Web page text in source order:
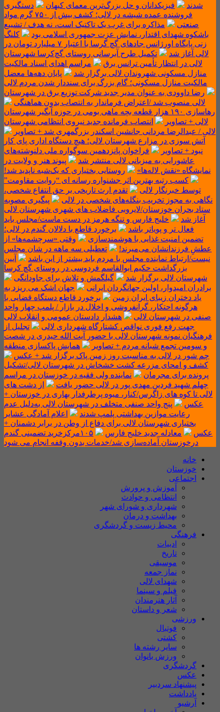
شدند
فیزیکدانان و حل بزرگ‌ترین معمای کیهان
دستگیری
فروشنده عمده شیشه در لالی؛ کشف بیش از ۷۵۰ گرم مواد
صنعتی
مذاکره برای غرب یک تاکتیک است، نه هدف / تشییع
باشکوه شهدای اقتدار، نمایش عزت جمهوری اسلامی بود
کلنگ
زنی پایگاه اورژانس جادهای گچ گرسا با اعتبار ۷ میلیارد تومان در
لالی آغاز شد
تکمیل طرح آبرسانی روستای گچ‌کرسا شهرستان
لالی در انتظار تأمین ترانس برق
مراسم اهدای اسناد مالکیت
منازل مسکونی شهروندان لالی برگزار شد
پایان دهه‌ها معضل
مالکیت منازل مسکونی؛ گام بزرگ برای سنددار شدن مردم لالی
رضا داوودی به عنوان مدیر جدید شرکت توزیع برق در شهرستان
لالی منصوب شد /اعتراض فرماندار به انتصاب بدون هماهنگی
رهاسازی ۱۹۰ هزار قطعه بچه ماهی بومی در حوزه آبگیر شهرستان
لالی + تصاویر
انتصاب فرمانده جدید نیروی انتظامی شهرستان
لالی / عبدالرضا مردانی جانشین اسکندر بزرگمهری شد + تصاویر
آتش سوزی در مزارع شهرستان لالی؛ هیچ دستگاه اداری پای کار
نبود + تصاویر
فراخوان پانزدهمین سوگواره ملی دلنوشته‌های
عاشورایی به میزبانی لالی منتشر شد
پیوند هنر و ولایت در
نمایشگاه «نقش لاله‌ها»
روستایی بختیاری که یک‌شبه ناپدید شد!
کسب رتبه بهترین اثر جشنواره رسانه ای “روایت مقاومت”
توسط خبرنگار لالی
تقدم ارث تاریخی بر حق انتفاع شخصی،
نگاهی به مجوز تخریب بنگله‌های شخصی در لالی
پیگیری مصوبه
ستاد بحران خوزستان/لایروبی فاضلاب های شهری شهرستان لالی
آغاز شد
خلیج فارس و تنگه هرمز در دست ماست/مجلس باید
فعال تر و پویاتر باشد
برخورد قاطع با دلالان گندم در لالی؛
تضمین امنیت غذایی با هوشمندسازی
وقتی «سرچشمه‌ها» از
عطشِ فرزندانشان می‌میرند!
تعطیلی سه ماهه در شان مجلس
نیست/ارتباط نماینده مجلس با مردم باید بیشتر از این باشد
آیین
بزرگداشت حکیم ابوالقاسم فردوسی در روستای گچ کرسا
شهرستان لالی برگزار شد
گیلگمش و تلاش برای جاودانگی
برادران امیدوار، اولین جهانگردان ایرانی
جهان اشک می ریزد به
یاد دختران زیبای ایران زمین
برخورد قاطع دستگاه قضایی با
هرگونه احتکار، گرانفروشی و اخلال در بازار / پلمپ چهار واحد
صنفی در شهرستان لالی
هشدار دادستان عمومی و انقلاب لالی
جهت رفع فوری نواقص کشتارگاه شهرداری‌ لالی
تجلیل از
فرهنگیان نمونه شهرستان لالی با حضور آیت الله حیدری در شصت
و سومین تجمع شبانه مردم + تصاویر
همایش پاکسازی منطقه
چم شور در لالی به مناسبت روز زمین پاک برگزار شد + عکس
کشف و امحای مزرعه کشت خشخاش در شهرستان لالی/تشکیل
پرونده برای مجرمان
نماینده ولی فقیه در خوزستان در مراسم
چهلم شهید فردین مهدی پور در لالی حضور یافت
از دشت های
لالی تا کوه های زاگرس/کنار، میوه پرطرفدار بهاری در خوزستان +
عکس
پنج واحد صنفی متخلف در شهرستان لالی به‌دلیل عدم
رعایت موازین بهداشتی پلمپ شدند
اعلام آمادگی عشایر
بختیاری شهرستان لالی برای دفاع از وطن در برابر دشمنان +
عکس
معادله جدید خلیج فارس
۱۰۵مرکزخرید تضمینی گندم
درخوزستان آماده‌سازی شد/خدمات بدون وقفه انجام می شود
خانه
خوزستان
اجتماعی
آموزش و پرورش
انتظامی و حوادث
شهرداری و شورای شهر
بهداشت و درمان
محیط زیست و گردشگری
فرهنگی
ادبیات
تاریخ
موسیقی
نماز جمعه
شهدای لالی
فیلم و سینما
آثار هنرمندان
شعر و داستان
ورزشی
فوتبال
کشتی
سایر رشته ها
ورزش بانوان
گردشگری
عکس
پیشنهاد سردبیر
یادداشت
آرشیو